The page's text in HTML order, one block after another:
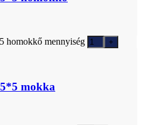
homokkő mennyiség
mokka